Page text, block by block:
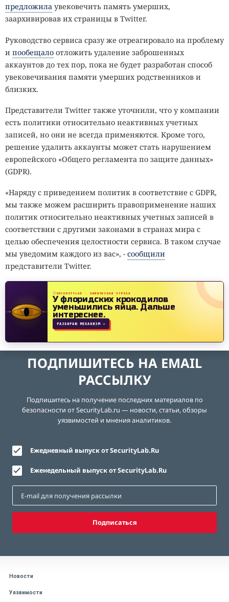
предложила увековечить память умерших,
заархивировав их страницы в Twitter.
Руководство сервиса сразу же отреагировало на проблему
и пообещало отложить удаление заброшенных
аккаунтов до тех пор, пока не будет разработан способ
увековечивания памяти умерших родственников и
близких.
Представители Twitter также уточнили, что у компании
есть политики относительно неактивных учетных
записей, но они не всегда применяются. Кроме того,
решение удалить аккаунты может стать нарушением
европейского «Общего регламента по защите данных»
(GDPR).
«Наряду с приведением политик в соответствие с GDPR,
мы также можем расширить правоприменение наших
политик относительно неактивных учетных записей в
соответствии с другими законами в странах мира с
целью обеспечения целостности сервиса. В таком случае
мы уведомим каждого из вас», - сообщили
представители Twitter.
SECURITYLAB · ХИМИЧЕСКАЯ УГРОЗА
У флоридских крокодилов
уменьшились яйца.Дальше
интереснее.
РАЗБИРАЮ МЕХАНИЗМ →
ПОДПИШИТЕСЬ НА EMAIL
РАССЫЛКУ
Подпишитесь на получение последних материалов по
безопасности от SecurityLab.ru — новости, статьи, обзоры
уязвимостей и мнения аналитиков.
Ежедневный выпуск от SecurityLab.Ru
Еженедельный выпуск от SecurityLab.Ru
Подписаться
Новости
Уязвимости